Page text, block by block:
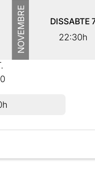
NOVEMBRE DISSABTE
22:30h